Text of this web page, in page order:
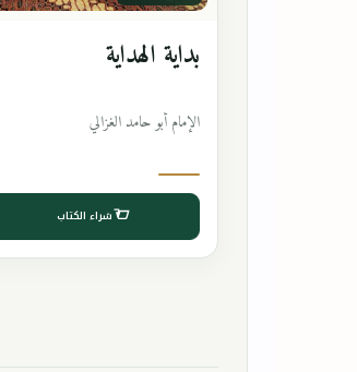
بداية الهداية
الإمام أبو حامد الغزالي
شراء الكتاب